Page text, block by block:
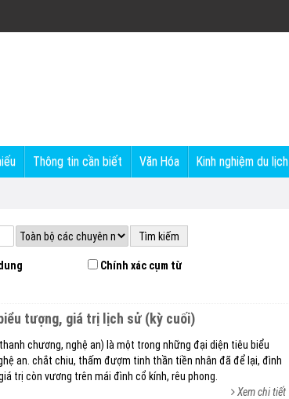
Thông tin cần biết Văn Hóa Kinh nghiệm du lịch
Chính xác cụm từ
tượng, giá trị lịch sử (kỳ cuối)
chương, nghệ an) là một trong những đại diện tiêu biểu
an. chắt chiu, thấm đượm tinh thần tiền nhân đã để lại, đình
trị còn vương trên mái đình cổ kính, rêu phong.
Xem chi tiết